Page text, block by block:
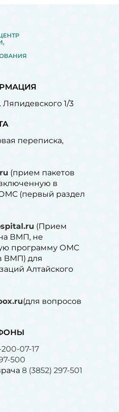
Ляпидевского 1/3
переписка,
(прием пакетов
в
(первый раздел
(Прием
ВМП, не
программу ОМС
ВМП) для
Алтайского
(для вопросов
07-17
500
8 (3852) 297-501